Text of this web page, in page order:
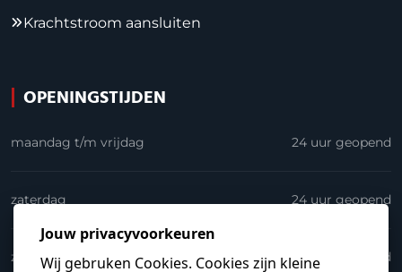
Krachtstroom aansluiten
OPENINGSTIJDEN
maandag t/m vrijdag 24 uur geopend
zaterdag 24 uur geopend
zondag 24 uur geopend